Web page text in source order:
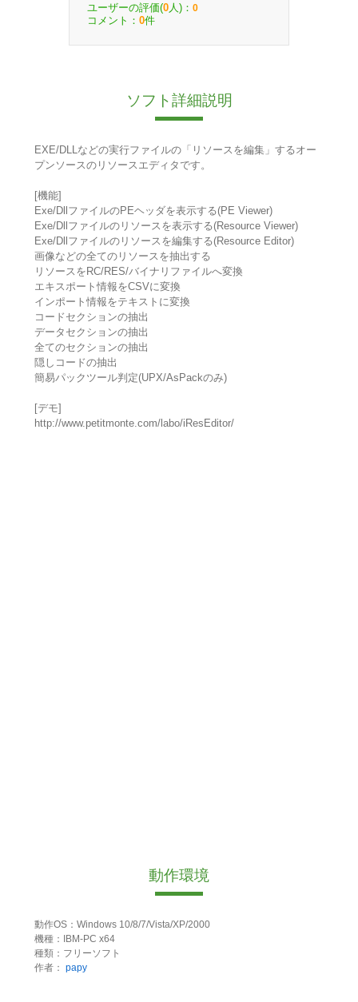
ユーザーの評価(0 人)： 0
コメント： 0件
ソフト詳細説明
EXE/DLLなどの実行ファイルの「リソースを編集」するオー
プンソースのリソースエディタです。
[機能]
Exe/DllファイルのPEヘッダを表示する(PE Viewer)
Exe/Dllファイルのリソースを表示する(Resource Viewer)
Exe/Dllファイルのリソースを編集する(Resource Editor)
画像などの全てのリソースを抽出する
リソースをRC/RES/バイナリファイルへ変換
エキスポート情報をCSVに変換
インポート情報をテキストに変換
コードセクションの抽出
データセクションの抽出
全てのセクションの抽出
隠しコードの抽出
簡易パックツール判定(UPX/AsPackのみ)
[デモ]
http://www.petitmonte.com/labo/iResEditor/
動作環境
動作OS：Windows 10/8/7/Vista/XP/2000
機種：IBM-PC x64
種類：フリーソフト
作者： papy